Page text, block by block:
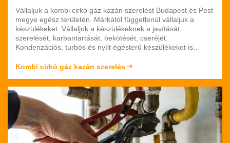
Vállaljuk a kombi cirkó gáz kazán szerelést Budapest és Pest
megye egész területén. Márkától függetlenül vállaljuk a
készülékeket. Vállaljuk a készülékeknek a javítását,
szerelését, karbantartását, bekötését, cseréjét.
Kondenzációs, turbós és nyílt égésterű készülékeket is
Rutinos, tapasztalt szakemberek dolgoznak nálunk, akiknek
Kombi cirkó gáz kazán szerelés